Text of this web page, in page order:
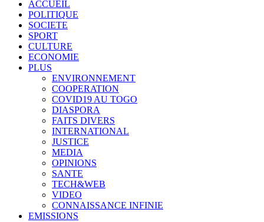
ACCUEIL
POLITIQUE
SOCIETE
SPORT
CULTURE
ECONOMIE
PLUS
ENVIRONNEMENT
COOPERATION
COVID19 AU TOGO
DIASPORA
FAITS DIVERS
INTERNATIONAL
JUSTICE
MEDIA
OPINIONS
SANTE
TECH&WEB
VIDEO
CONNAISSANCE INFINIE
EMISSIONS